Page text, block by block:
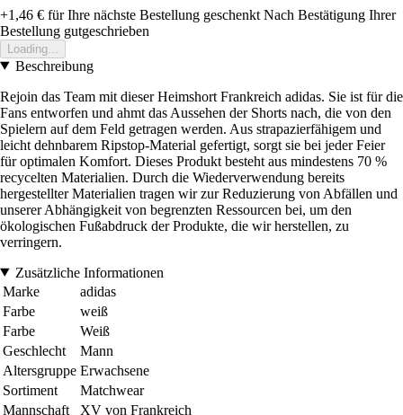
+1,46 € für Ihre nächste Bestellung geschenkt Nach Bestätigung Ihrer
Bestellung gutgeschrieben
Loading...
Beschreibung
Rejoin das Team mit dieser Heimshort Frankreich adidas. Sie ist für die
Fans entworfen und ahmt das Aussehen der Shorts nach, die von den
Spielern auf dem Feld getragen werden. Aus strapazierfähigem und
leicht dehnbarem Ripstop-Material gefertigt, sorgt sie bei jeder Feier
für optimalen Komfort. Dieses Produkt besteht aus mindestens 70 %
recycelten Materialien. Durch die Wiederverwendung bereits
hergestellter Materialien tragen wir zur Reduzierung von Abfällen und
unserer Abhängigkeit von begrenzten Ressourcen bei, um den
ökologischen Fußabdruck der Produkte, die wir herstellen, zu
verringern.
Zusätzliche Informationen
Marke
adidas
Farbe
weiß
Farbe
Weiß
Geschlecht
Mann
Altersgruppe Erwachsene
Sortiment
Matchwear
Mannschaft
XV von Frankreich